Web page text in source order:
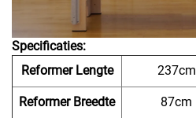
Specificaties:
Reformer Lengte
237cm
Reformer Breedte 87cm